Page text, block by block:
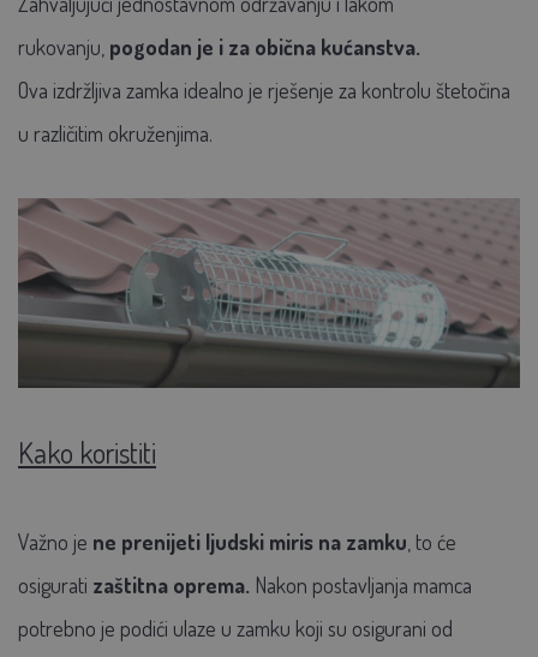
rukovanju, pogodan je i za obična kućanstva.
Ova izdržljiva zamka idealno je rješenje za kontrolu štetočina
u različitim okruženjima.
Kako koristiti
Važno je ne prenijeti ljudski miris na zamku , to će
osigurati zaštitna oprema. Nakon postavljanja mamca
potrebno je podići ulaze u zamku koji su osigurani od